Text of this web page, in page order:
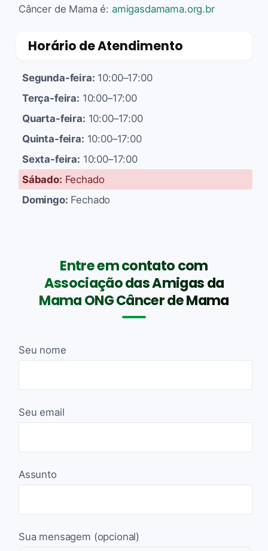
Câncer de Mama é: amigasdamama.org.br
Horário de Atendimento
Segunda-feira: 10:00–17:00
Terça-feira: 10:00–17:00
Quarta-feira: 10:00–17:00
Quinta-feira: 10:00–17:00
Sexta-feira: 10:00–17:00
Sábado: Fechado
Domingo: Fechado
Entre em contato com
Associação das Amigas da
Mama ONG Câncer de Mama
Seu nome
Seu email
Assunto
Sua mensagem (opcional)